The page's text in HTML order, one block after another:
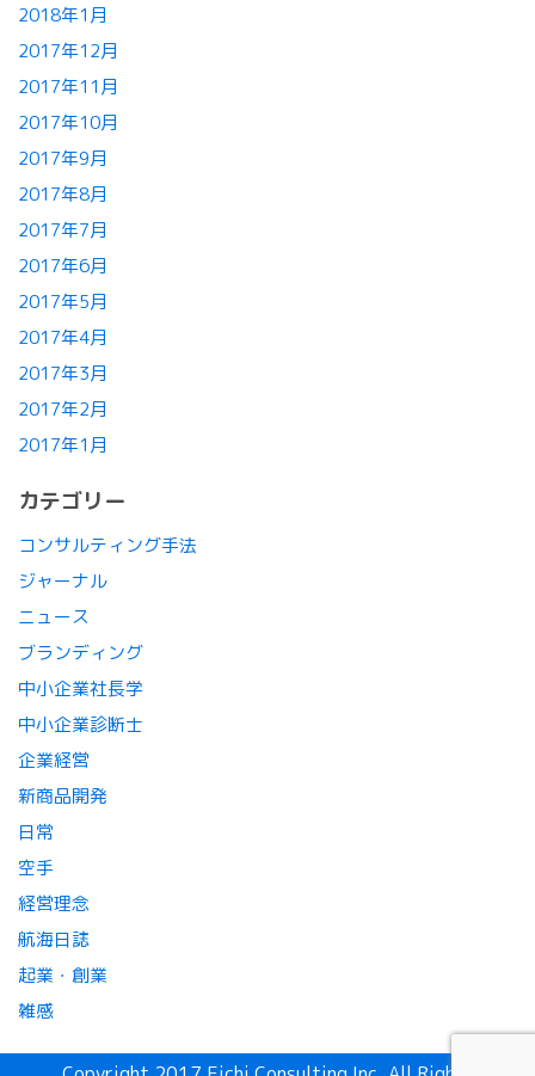
2018年1月
2017年12月
2017年11月
2017年10月
2017年9月
2017年8月
2017年7月
2017年6月
2017年5月
2017年4月
2017年3月
2017年2月
2017年1月
カテゴリー
コンサルティング手法
ジャーナル
ニュース
ブランディング
中小企業社長学
中小企業診断士
企業経営
新商品開発
日常
空手
経営理念
航海日誌
起業・創業
雑感